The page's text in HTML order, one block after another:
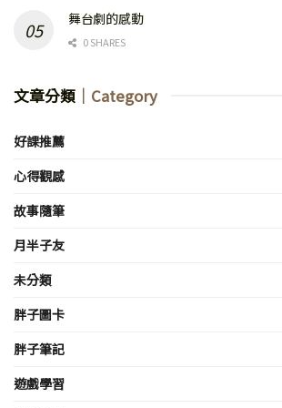
舞台劇的感動
0 SHARES
文章分類 ｜Category
好課推薦
心得觀感
故事隨筆
月半子友
未分類
胖子圖卡
胖子筆記
遊戲學習